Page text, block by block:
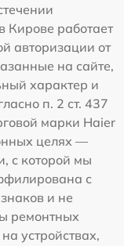
Кирове работает
авторизации от
на сайте,
характер и
п. 2 ст. 437
марки Haier
целях —
с которой мы
с
и не
ремонтных
устройствах,